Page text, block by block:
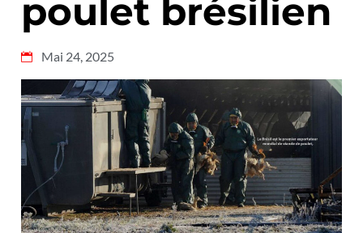
poulet brésilien
Mai 24, 2025